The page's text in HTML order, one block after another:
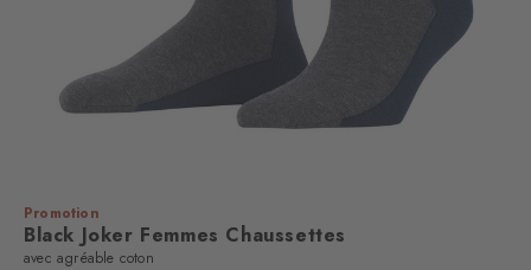
Promotion
Black Joker Femmes Chaussettes
avec agréable coton